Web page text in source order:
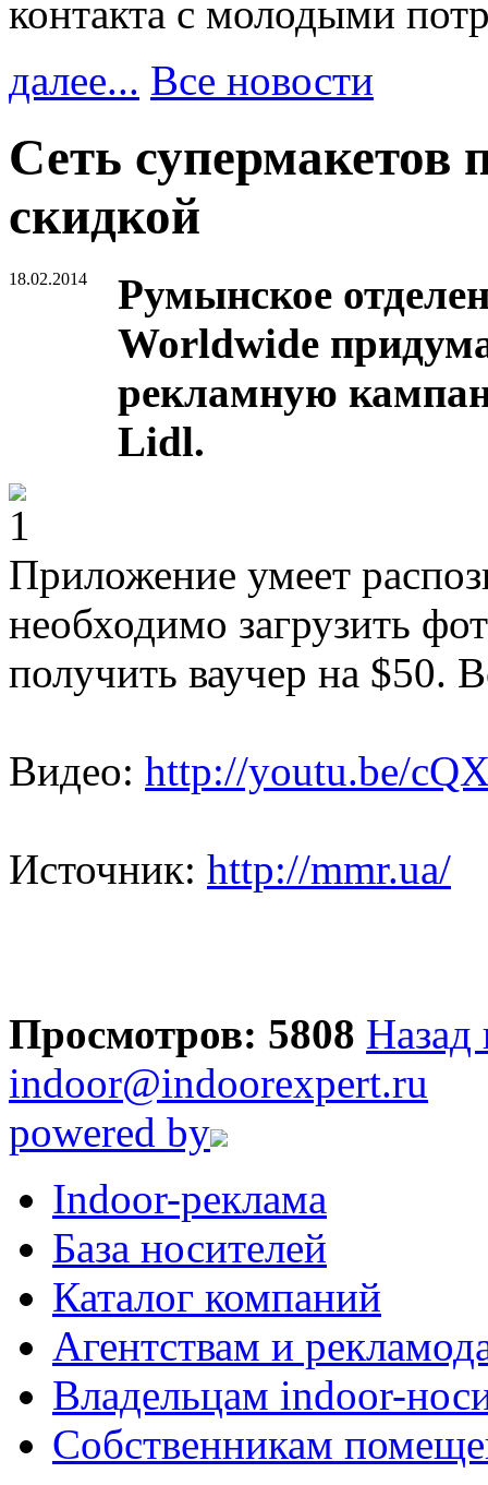
контакта с молодыми
далее... Все новости
Сеть супермакетов
скидкой
18.02.2014
Румынское
Worldwide
рекламную
Lidl.
Приложение умеет
необходимо загрузить
получить ваучер на $50.
Видео: http://youtu.be/
Источник: http://mmr.ua/
Просмотров: 5808 Назад
indoor@indoorexpert.ru
powered by
Indoor-реклама
База носителей
Каталог компаний
Агентствам и
Владельцам indoor-
Собственникам